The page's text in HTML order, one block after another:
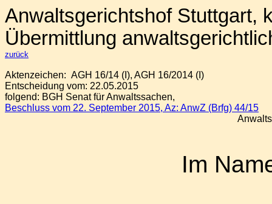
Anwaltsgerichtshof Stuttgart,
Übermittlung
zurück
Aktenzeichen: AGH 16/14 (I), AGH 16/2014 (I)
Entscheidung vom: 22.05.2015
folgend: BGH Senat für Anwaltssachen,
Beschluss vom 22. September 2015, Az: AnwZ (Brfg) 44/15
Im